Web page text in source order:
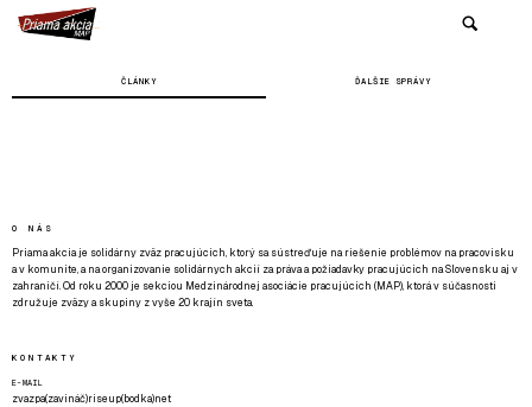
ČLÁNKY ĎALŠIE SPRÁVY
O NÁS
Priama akcia je solidárny zväz pracujúcich, ktorý sa sústreďuje na riešenie problémov na pracovisku
a v komunite, a na organizovanie solidárnych akcií za práva a požiadavky pracujúcich na Slovensku aj v
zahraničí. Od roku 2000 je sekciou Medzinárodnej asociácie pracujúcich (MAP), ktorá v súčasnosti
združuje zväzy a skupiny z vyše 20 krajín sveta.
KONTAKTY
E-MAIL
zvazpa(zavináč)riseup(bodka)net